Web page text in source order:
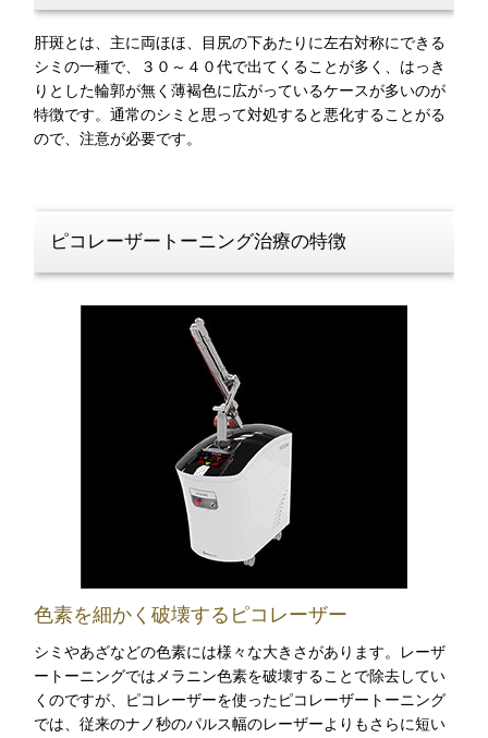
肝斑とは、主に両ほほ、目尻の下あたりに左右対称にできる
シミの一種で、３０～４０代で出てくることが多く、はっき
りとした輪郭が無く薄褐色に広がっているケースが多いのが
特徴です。通常のシミと思って対処すると悪化することがる
ので、注意が必要です。
ピコレーザートーニング治療の特徴
色素を細かく破壊するピコレーザー
シミやあざなどの色素には様々な大きさがあります。レーザ
ートーニングではメラニン色素を破壊することで除去してい
くのですが、ピコレーザーを使ったピコレーザートーニング
では、従来のナノ秒のパルス幅のレーザーよりもさらに短い